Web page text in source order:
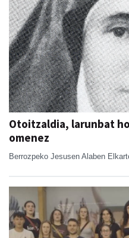
Otoitzaldia, larunbat
omenez
Berrozpeko Jesusen Alaben